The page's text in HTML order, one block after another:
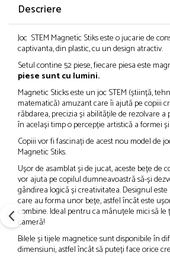
Descriere
Joc STEM Magnetic Stiks este o jucarie de
captivanta, din plastic, cu un design atractiv.
Setul contine 52 piese, fiecare piesa este
piese sunt cu lumini.
Magnetic Sticks este un joc STEM (știință,
matematică) amuzant care îi ajută pe copiii
răbdarea, precizia și abilitățile de rezolvare
în același timp o percepție artistică a formei
Copiii vor fi fascinați de acest nou model de
Magnetic Stiks.
Ușor de asamblat și de jucat, aceste bețe de
vor ajuta pe copilul dumneavoastră să-și
gândirea logică și creativitatea. Designul
care au forma unor bețe, astfel încât este
combine. Ideal pentru ca mânuțele mici să le
cameră!
Bilele și tijele magnetice sunt disponibile în
dimensiuni, astfel încât să puteți face orice